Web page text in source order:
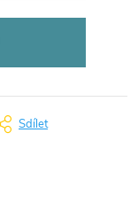
Sdílet